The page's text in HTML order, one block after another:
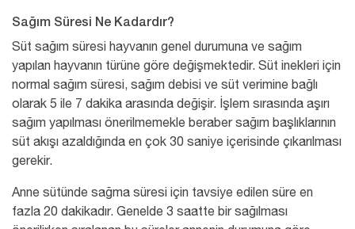
Sağım Süresi Ne Kadardır?
Süt sağım süresi hayvanın genel durumuna ve sağım
yapılan hayvanın türüne göre değişmektedir. Süt inekleri için
normal sağım süresi, sağım debisi ve süt verimine bağlı
olarak 5 ile 7 dakika arasında değişir. İşlem sırasında aşırı
sağım yapılması önerilmemekle beraber sağım başlıklarının
süt akışı azaldığında en çok 30 saniye içerisinde çıkarılması
gerekir.
Anne sütünde sağma süresi için tavsiye edilen süre en
fazla 20 dakikadır. Genelde 3 saatte bir sağılması